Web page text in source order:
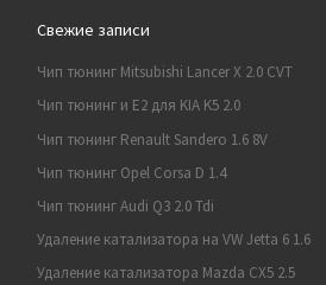
Свежие записи
Чип тюнинг Mitsubishi Lancer X 2.0 CVT
Чип тюнинг и E2 для KIA K5 2.0
Чип тюнинг Renault Sandero 1.6 8V
Чип тюнинг Opel Corsa D 1.4
Чип тюнинг Audi Q3 2.0 Tdi
Удаление катализатора на VW Jetta 6 1.6
Удаление катализатора Mazda CX5 2.5